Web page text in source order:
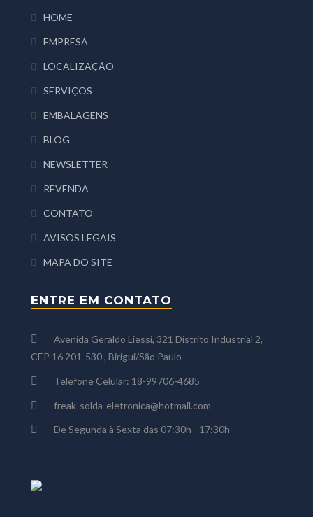
HOME
EMPRESA
LOCALIZAÇÃO
SERVIÇOS
EMBALAGENS
BLOG
NEWSLETTER
REVENDA
CONTATO
AVISOS LEGAIS
MAPA DO SITE
ENTRE EM CONTATO
Avenida Geraldo Liessi, 321 Distrito Industrial 2,
CEP 16 201-530 , Birigui/São Paulo
Telefone Celular: 18-99706-4685
freak-solda-eletronica@hotmail.com
De Segunda à Sexta das 07:30h - 17:30h